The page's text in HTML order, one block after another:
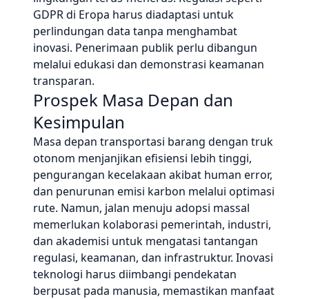
GDPR di Eropa harus diadaptasi untuk
perlindungan data tanpa menghambat
inovasi. Penerimaan publik perlu dibangun
melalui edukasi dan demonstrasi keamanan
transparan.
Prospek Masa Depan dan
Kesimpulan
Masa depan transportasi barang dengan truk
otonom menjanjikan efisiensi lebih tinggi,
pengurangan kecelakaan akibat human error,
dan penurunan emisi karbon melalui optimasi
rute. Namun, jalan menuju adopsi massal
memerlukan kolaborasi pemerintah, industri,
dan akademisi untuk mengatasi tantangan
regulasi, keamanan, dan infrastruktur. Inovasi
teknologi harus diimbangi pendekatan
berpusat pada manusia, memastikan manfaat